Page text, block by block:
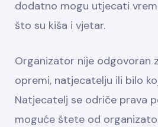
dodatno mogu utjecati
što su kiša i vjetar.
Organizator nije odgovoran
opremi, natjecatelju ili bilo
Natjecatelj se odriče prava
moguće štete od